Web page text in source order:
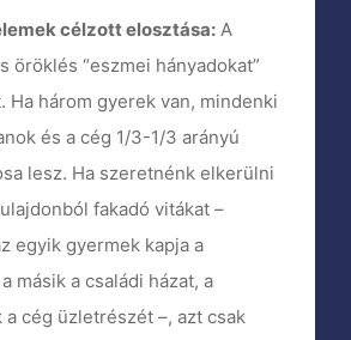
célzott elosztása: A
öröklés “eszmei hányadokat”
Ha három gyerek van, mindenki
és a cég 1/3-1/3 arányú
lesz. Ha szeretnénk elkerülni
fakadó vitákat –
egyik gyermek kapja a
másik a családi házat, a
a cég üzletrészét –, azt csak